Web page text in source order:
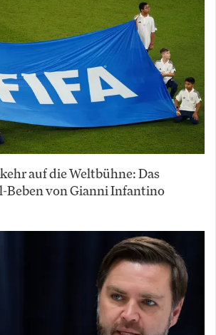
auf die Weltbühne: Das
Beben von Gianni Infantino